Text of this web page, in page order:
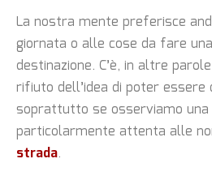
La nostra mente preferisce
giornata o alle cose da fare
destinazione. C’è, in altre
rifiuto dell’idea di poter essere
soprattutto se osserviamo una
particolarmente attenta alle
strada.